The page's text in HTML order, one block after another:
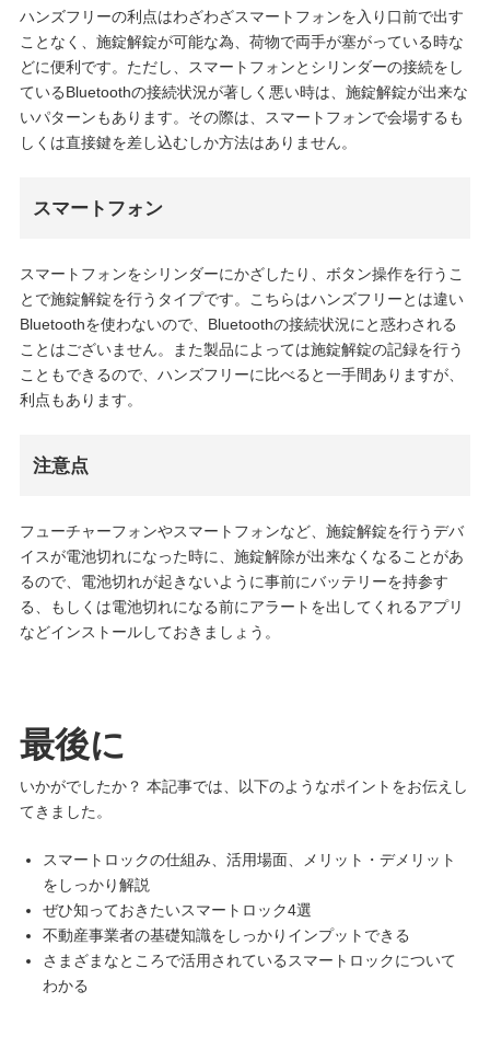
ハンズフリーの利点はわざわざスマートフォンを入り口前で出す
ことなく、施錠解錠が可能な為、荷物で両手が塞がっている時な
どに便利です。ただし、スマートフォンとシリンダーの接続をし
ているBluetoothの接続状況が著しく悪い時は、施錠解錠が出来な
いパターンもあります。その際は、スマートフォンで会場するも
しくは直接鍵を差し込むしか方法はありません。
スマートフォン
スマートフォンをシリンダーにかざしたり、ボタン操作を行うこ
とで施錠解錠を行うタイプです。こちらはハンズフリーとは違い
Bluetoothを使わないので、Bluetoothの接続状況にと惑わされる
ことはございません。また製品によっては施錠解錠の記録を行う
こともできるので、ハンズフリーに比べると一手間ありますが、
利点もあります。
注意点
フューチャーフォンやスマートフォンなど、施錠解錠を行うデバ
イスが電池切れになった時に、施錠解除が出来なくなることがあ
るので、電池切れが起きないように事前にバッテリーを持参す
る、もしくは電池切れになる前にアラートを出してくれるアプリ
などインストールしておきましょう。
最後に
いかがでしたか？ 本記事では、以下のようなポイントをお伝えし
てきました。
スマートロックの仕組み、活用場面、メリット・デメリット
をしっかり解説
ぜひ知っておきたいスマートロック4選
不動産事業者の基礎知識をしっかりインプットできる
さまざまなところで活用されているスマートロックについて
わかる